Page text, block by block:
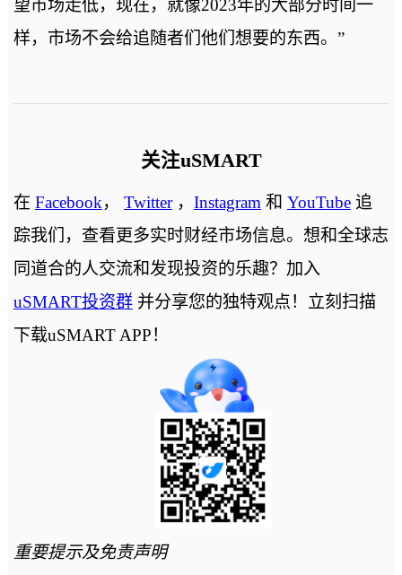
望市场走低，现在，就像2023年的大部分时间一
样，市场不会给追随者们他们想要的东西。”
关注uSMART
在 Facebook， Twitter， Instagram 和 YouTube追
踪我们，查看更多实时财经市场信息。想和全球志
同道合的人交流和发现投资的乐趣？加入
uSMART投资群并分享您的独特观点！立刻扫描
下载uSMART APP！
重要提示及免责声明